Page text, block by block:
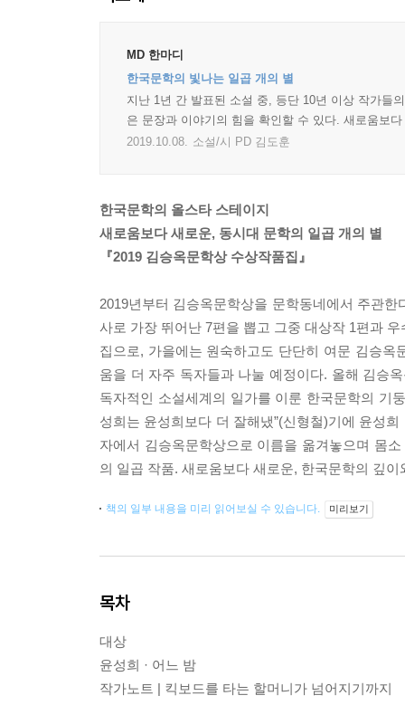
MD 한마디
한국문학의 빛나는 일곱 개의 별
지난 1년 간 발표된 소설 중, 등단 10년 이상 작가들
은 문장과 이야기의 힘을 확인할 수 있다. 새로움보
2019.10.08. 소설/시 PD 김도훈
한국문학의 올스타 스테이지
새로움보다 새로운, 동시대 문학의 일곱 개의 별
『2019 김승옥문학상 수상작품집』
2019년부터 김승옥문학상을 문학동네에서 주관
사로 가장 뛰어난 7편을 뽑고 그중 대상작 1편과
집으로, 가을에는 원숙하고도 단단히 여문 김승
움을 더 자주 독자들과 나눌 예정이다. 올해 김승
독자적인 소설세계의 일가를 이룬 한국문학의 기
성희는 윤성희보다 더 잘해냈”(신형철)기에 윤성
자에서 김승옥문학상으로 이름을 옮겨놓으며 몸
의 일곱 작품. 새로움보다 새로운, 한국문학의 깊
책의 일부 내용을 미리 읽어보실 수 있습니다. 미리보기
목차
대상
윤성희 · 어느 밤
작가노트 | 킥보드를 타는 할머니가 넘어지기까지